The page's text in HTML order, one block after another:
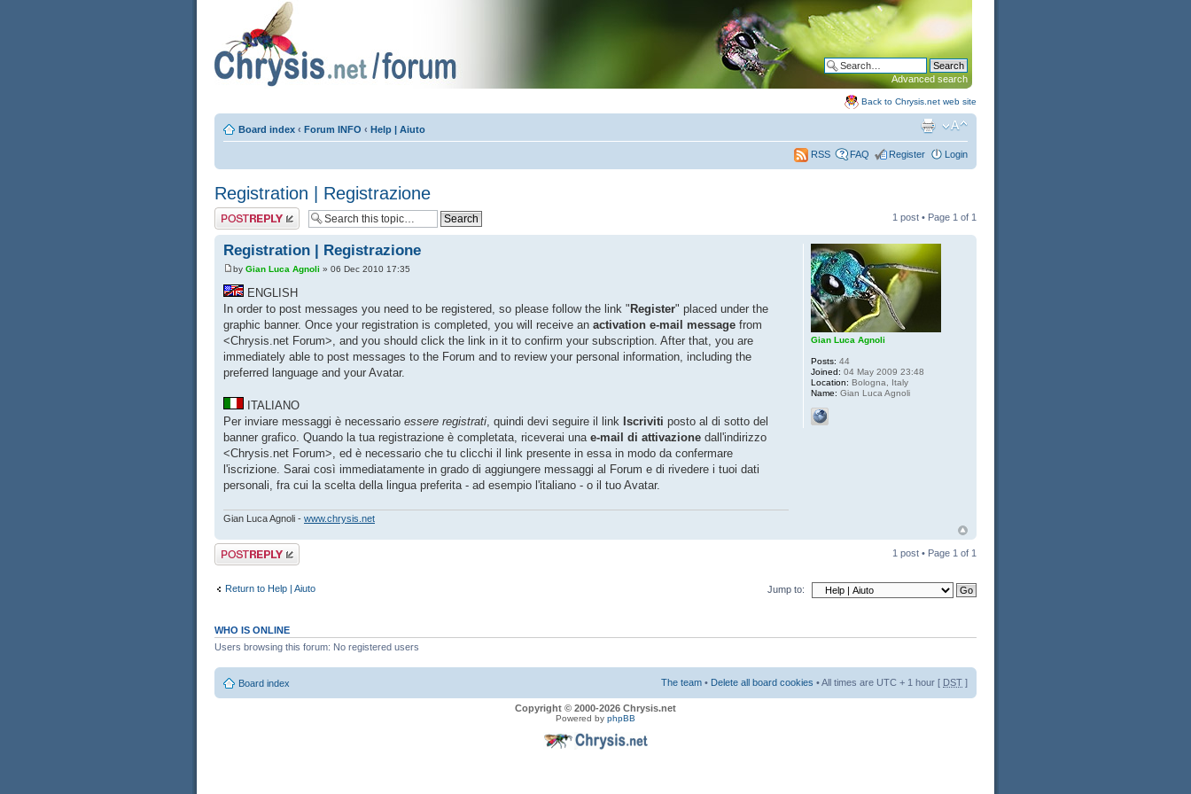
Advanced search
Back to Chrysis.net web site
Board index ‹ Forum INFO ‹ Help | Aiuto
RSS FAQ Register Login
Registration | Registrazione
Post a reply 1 post • Page 1 of 1
Registration | Registrazione
by Gian Luca Agnoli » 06 Dec 2010 17:35
ENGLISH
In order to post messages you need to be registered, so please follow the link " Register" placed under the
graphic banner. Once your registration is completed, you will receive an activation e-mail message from
<Chrysis.net Forum>, and you should click the link in it to confirm your subscription. After that, you are
immediately able to post messages to the Forum and to review your personal information, including the
preferred language and your Avatar.
ITALIANO
Per inviare messaggi è necessario essere registrati, quindi devi seguire il link Iscriviti posto al di sotto del
banner grafico. Quando la tua registrazione è completata, riceverai una e-mail di attivazione dall'indirizzo
<Chrysis.net Forum>, ed è necessario che tu clicchi il link presente in essa in modo da confermare
l'iscrizione. Sarai così immediatamente in grado di aggiungere messaggi al Forum e di rivedere i tuoi dati
personali, fra cui la scelta della lingua preferita - ad esempio l'italiano - o il tuo Avatar.
Gian Luca Agnoli - www.chrysis.net
Gian Luca Agnoli
Posts: 44
Joined: 04 May 2009 23:48
Location: Bologna, Italy
Name: Gian Luca Agnoli
Post a reply 1 post • Page 1 of 1
Return to Help | Aiuto Jump to:
WHO IS ONLINE
Users browsing this forum: No registered users
Board index The team • Delete all board cookies • All times are UTC + 1 hour [ DST ]
Copyright © 2000-2026 Chrysis.net
Powered by phpBB